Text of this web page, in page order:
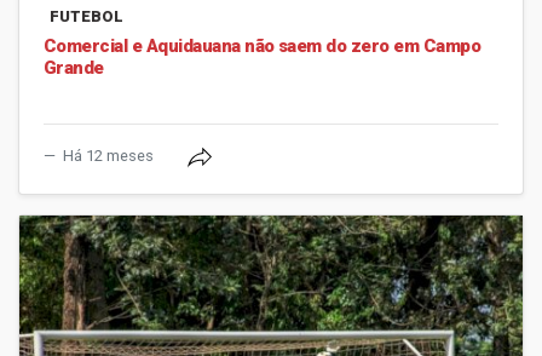
FUTEBOL
Comercial e Aquidauana não saem do zero em Campo
Grande
Há 12 meses